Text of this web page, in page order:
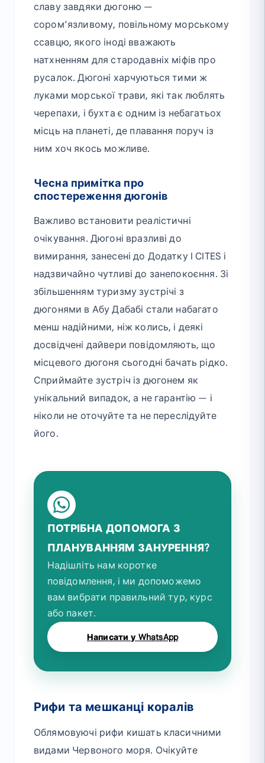
славу завдяки дюгоню —
сором’язливому, повільному морському
ссавцю, якого іноді вважають
натхненням для стародавніх міфів про
русалок. Дюгоні харчуються тими ж
луками морської трави, які так люблять
черепахи, і бухта є одним із небагатьох
місць на планеті, де плавання поруч із
ним хоч якось можливе.
Чесна примітка про
спостереження дюгонів
Важливо встановити реалістичні
очікування. Дюгоні вразливі до
вимирання, занесені до Додатку I CITES і
надзвичайно чутливі до занепокоєння. Зі
збільшенням туризму зустрічі з
дюгонями в Абу Дабабі стали набагато
менш надійними, ніж колись, і деякі
досвідчені дайвери повідомляють, що
місцевого дюгоня сьогодні бачать рідко.
Сприймайте зустріч із дюгонем як
унікальний випадок, а не гарантію — і
ніколи не оточуйте та не переслідуйте
його.
ПОТРІБНА ДОПОМОГА З
ПЛАНУВАННЯМ ЗАНУРЕННЯ?
Надішліть нам коротке
повідомлення, і ми допоможемо
вам вибрати правильний тур, курс
або пакет.
Написати у WhatsApp
Рифи та мешканці коралів
Облямовуючі рифи кишать класичними
видами Червоного моря. Очікуйте